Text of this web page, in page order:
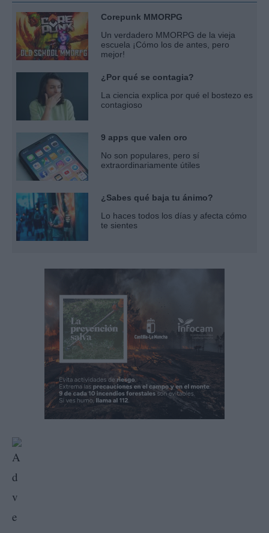
Corepunk MMORPG
Un verdadero MMORPG de la vieja
escuela ¡Cómo los de antes, pero
mejor!
¿Por qué se contagia?
La ciencia explica por qué el bostezo es
contagioso
9 apps que valen oro
No son populares, pero sí
extraordinariamente útiles
¿Sabes qué baja tu ánimo?
Lo haces todos los días y afecta cómo
te sientes